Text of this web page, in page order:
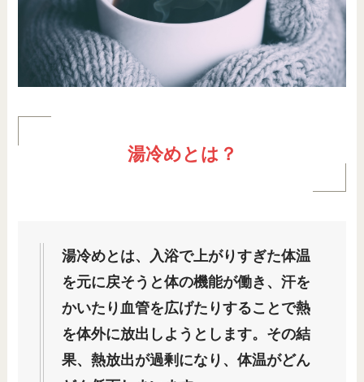
湯冷めとは？
湯冷めとは、入浴で上がりすぎた体温
を元に戻そうと体の機能が働き、汗を
かいたり血管を広げたりすることで熱
を体外に放出しようとします。その結
果、熱放出が過剰になり、体温がどん